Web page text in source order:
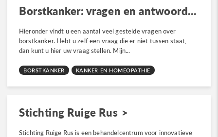
Borstkanker: vragen en antwoorden
Hieronder vindt u een aantal veel gestelde vragen over
borstkanker. Hebt u zelf een vraag die er niet tussen staat,
dan kunt u hier uw vraag stellen. Mijn...
BORSTKANKER KANKER EN HOMEOPATHIE
Stichting Ruige Rus
Stichting Ruige Rus is een behandelcentrum voor innovatieve